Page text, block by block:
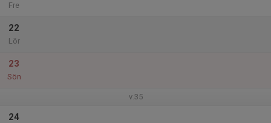
Fre
22
Lör
23
Sön
v.35
24